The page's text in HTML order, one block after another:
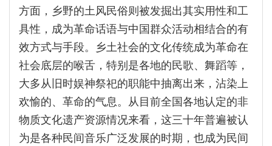
方面，乡野的土风民俗则被发掘出其实用性和工
具性，成为革命话语与中国群众活动相结合的有
效方式与手段。乡土社会的文化传统成为革命在
社会底层的喉舌，特别是各地的民歌、舞蹈等，
大多从旧时娱神祭祀的职能中抽离出来，沾染上
欢愉的、革命的气息。从目前全国各地认定的非
物质文化遗产资源情况来看，这三十年普遍被认
为是各种民间音乐广泛发展的时期，也成为民间